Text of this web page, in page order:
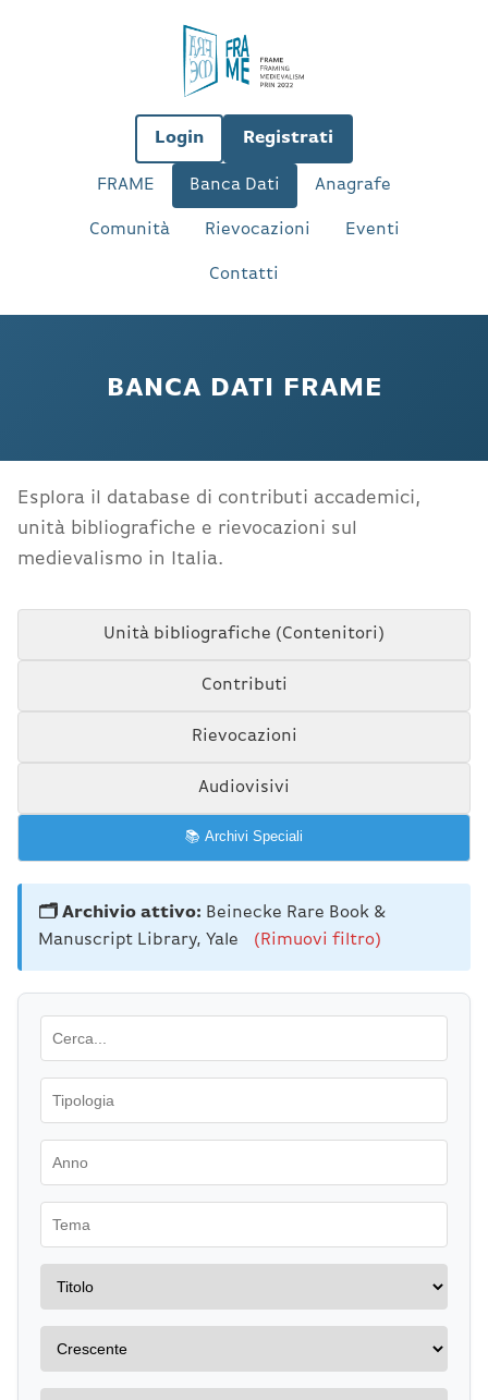
FRAME Banca Dati Anagrafe
Comunità Rievocazioni Eventi
Contatti
Login Registrati
BANCA DATI FRAME
Esplora il database di contributi accademici,
unità bibliografiche e rievocazioni sul
medievalismo in Italia.
Unità bibliografiche (Contenitori)
Contributi
Rievocazioni
Audiovisivi
📚 Archivi Speciali
🗂️ Archivio attivo: Beinecke Rare Book &
Manuscript Library, Yale
(Rimuovi filtro)